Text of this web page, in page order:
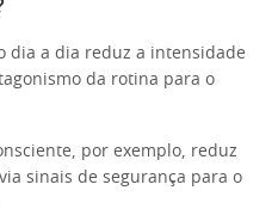
dia a dia reduz a intensidade
da rotina para o
por exemplo, reduz
sinais de segurança para o